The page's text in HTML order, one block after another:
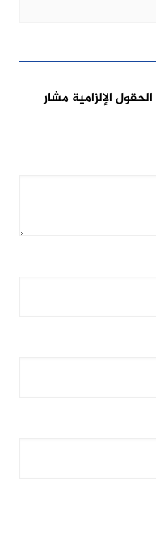
الحقول الإلزامية مشار